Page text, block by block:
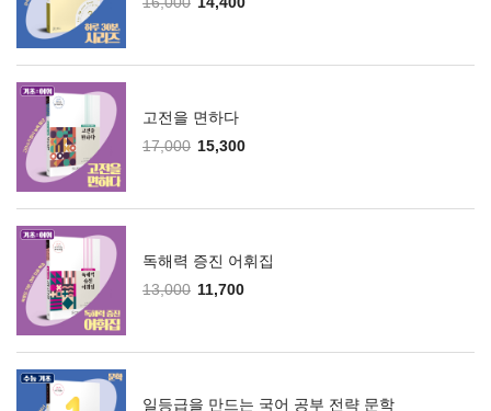
고전을 면하다
17,000 15,300
독해력 증진 어휘집
13,000 11,700
일등급을 만드는 국어 공부 전략 문학